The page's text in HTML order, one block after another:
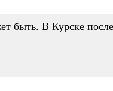
быть. В Курске